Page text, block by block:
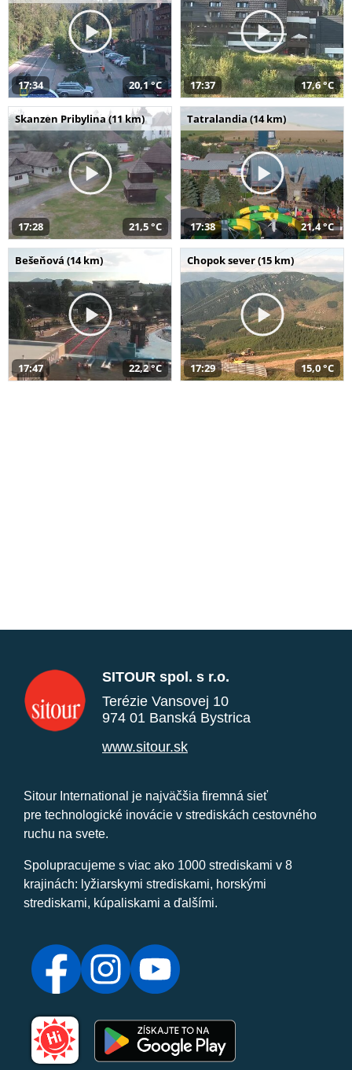
17:34 20,1 °C 17:37 17,6 °C
Skanzen Pribylina (11 km)
17:28 21,5 °C
Tatralandia (14 km)
17:38 21,4 °C
Bešeňová (14 km)
17:47 22,2 °C
Chopok sever (15 km)
17:29 15,0 °C
SITOUR spol. s r.o.
Terézie Vansovej 10
974 01 Banská Bystrica
www.sitour.sk
Sitour International je najväčšia firemná sieť
pre technologické inovácie v strediskách cestovného
ruchu na svete.
Spolupracujeme s viac ako 1000 strediskami v 8
krajinách: lyžiarskymi strediskami, horskými
strediskami, kúpaliskami a ďalšími.